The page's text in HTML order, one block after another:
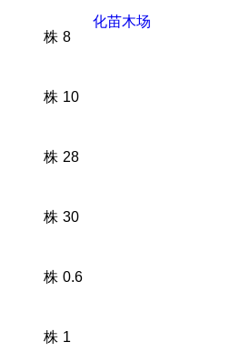
化苗木场
株 8
株 10
株 28
株 30
株 0.6
株 1